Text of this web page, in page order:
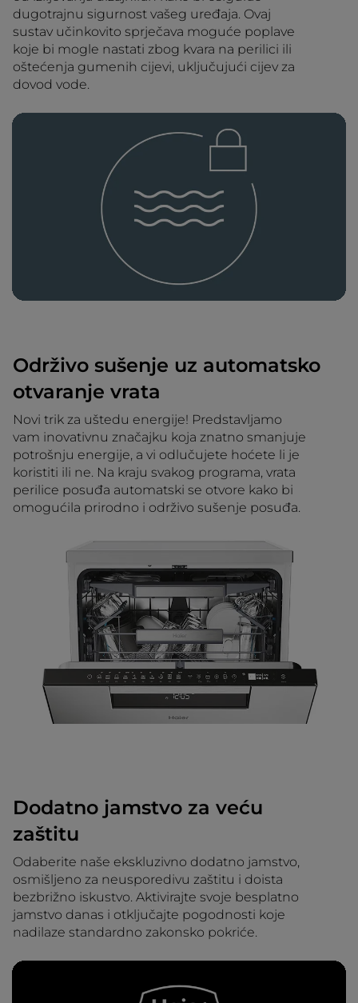
dugotrajnu sigurnost vašeg uređaja. Ovaj
sustav učinkovito sprječava moguće poplave
koje bi mogle nastati zbog kvara na perilici ili
oštećenja gumenih cijevi, uključujući cijev za
dovod vode.
Održivo sušenje uz automatsko
otvaranje vrata
Novi trik za uštedu energije! Predstavljamo
vam inovativnu značajku koja znatno smanjuje
potrošnju energije, a vi odlučujete hoćete li je
koristiti ili ne. Na kraju svakog programa, vrata
perilice posuđa automatski se otvore kako bi
omogućila prirodno i održivo sušenje posuđa.
Dodatno jamstvo za veću
zaštitu
Odaberite naše ekskluzivno dodatno jamstvo,
osmišljeno za neusporedivu zaštitu i doista
bezbrižno iskustvo. Aktivirajte svoje besplatno
jamstvo danas i otključajte pogodnosti koje
nadilaze standardno zakonsko pokriće.